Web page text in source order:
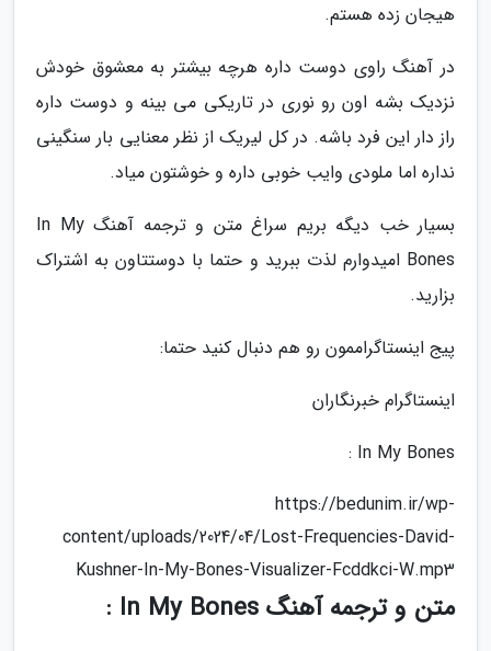
هیجان زده هستم.
در آهنگ راوی دوست داره هرچه بیشتر به معشوق خودش
نزدیک بشه اون رو نوری در تاریکی می بینه و دوست داره
راز دار این فرد باشه. در کل لیریک از نظر معنایی بار سنگینی
نداره اما ملودی وایب خوبی داره و خوشتون میاد.
بسیار خب دیگه بریم سراغ متن و ترجمه آهنگ In My
Bones امیدوارم لذت ببرید و حتما با دوستتاون به اشتراک
بزارید.
پیج اینستاگراممون رو هم دنبال کنید حتما:
اینستاگرام خبرنگاران
In My Bones :
https://bedunim.ir/wp-
content/uploads/2024/04/Lost-Frequencies-David-
Kushner-In-My-Bones-Visualizer-Fcddkci-W.mp3
متن و ترجمه آهنگ In My Bones :